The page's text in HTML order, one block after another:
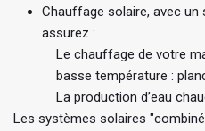
Chauffage solaire, avec
assurez :
Le chauffage de votre
basse température :
La production d’eau
Les systèmes solaires